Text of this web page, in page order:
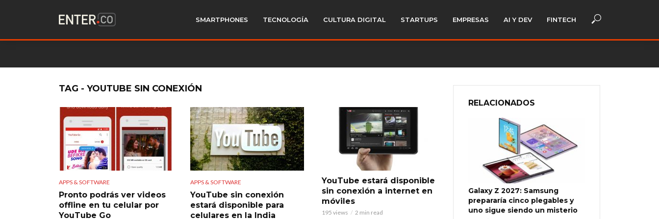
SMARTPHONES TECNOLOGÍA CULTURA DIGITAL STARTUPS EMPRESAS AI Y DEV FINTECH
TAG - YOUTUBE SIN CONEXIÓN
APPS & SOFTWARE
Pronto podrás ver videos
offline en tu celular por
YouTube Go
APPS & SOFTWARE
YouTube sin conexión
estará disponible para
celulares en la India
YouTube estará disponible
sin conexión a internet en
móviles
195 views 2 min read
RELACIONADOS
Galaxy Z 2027: Samsung
prepararía cinco plegables y
uno sigue siendo un misterio